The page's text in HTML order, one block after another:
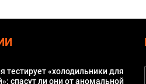
тестирует «холодильники для
спасут ли они от аномальной